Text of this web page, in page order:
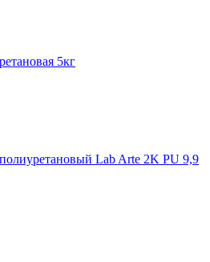
5кг
Lab Arte 2K PU 9,9